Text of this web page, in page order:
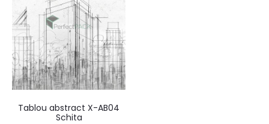
Tablou abstract X-AB04
Schita